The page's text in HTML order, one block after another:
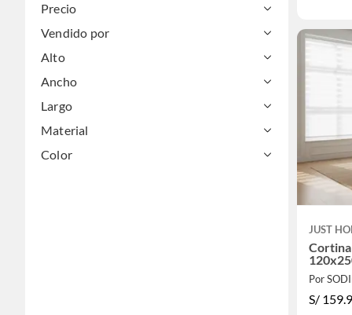
Precio
Vendido por
Alto
Ancho
Largo
Material
Color
JUST
Por
S/